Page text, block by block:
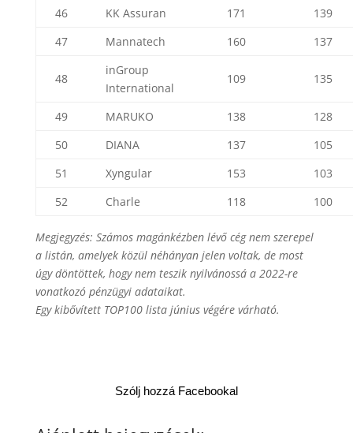
46
KK Assuran 171
139
47
Mannatech 160 137
48
inGroup
International
109 135
49 MARUKO 138
128
50
DIANA 137
105
51
Xyngular 153
103
52
Charle 118 100
Megjegyzés: Számos magánkézben lévő cég nem szerepel
a listán, amelyek közül néhányan jelen voltak, de most
úgy döntöttek, hogy nem teszik nyilvánossá a 2022-re
vonatkozó pénzügyi adataikat.
Egy kibővített TOP100 lista június végére várható.
Szólj hozzá Facebookal